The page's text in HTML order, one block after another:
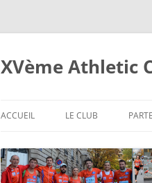
XVème Athletic
ACCUEIL LE CLUB